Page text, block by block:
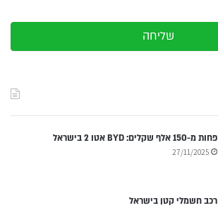
שליחה
פחות מ-150 אלף שקלים: BYD אטו 2 בישראל
27/11/2025
רכב חשמלי קטן בישראל